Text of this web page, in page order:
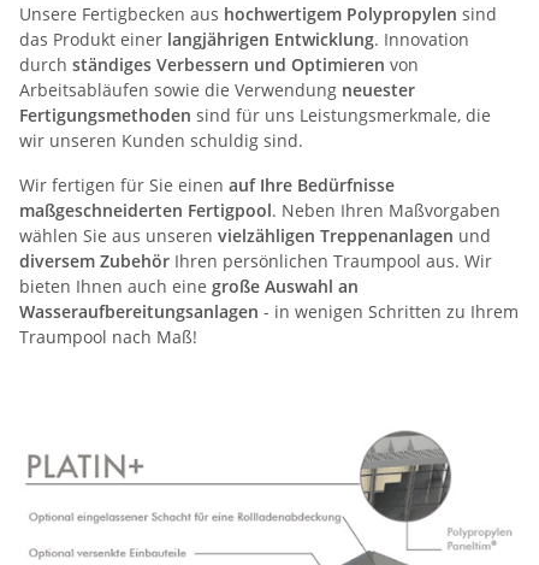
Unsere Fertigbecken aus hochwertigem Polypropylen sind
das Produkt einer langjährigen Entwicklung. Innovation
durch ständiges Verbessern und Optimieren von
Arbeitsabläufen sowie die Verwendung neuester
Fertigungsmethoden sind für uns Leistungsmerkmale, die
wir unseren Kunden schuldig sind.
Wir fertigen für Sie einen auf Ihre Bedürfnisse
maßgeschneiderten Fertigpool. Neben Ihren Maßvorgaben
wählen Sie aus unseren vielzähligen Treppenanlagen und
diversem Zubehör Ihren persönlichen Traumpool aus. Wir
bieten Ihnen auch eine große Auswahl an
Wasseraufbereitungsanlagen - in wenigen Schritten zu Ihrem
Traumpool nach Maß!